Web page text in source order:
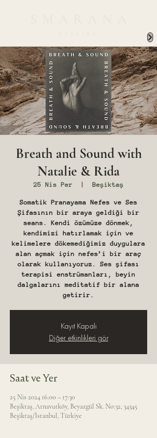
Breath and Sound with
Natalie & Rida
25 Nis Per Beşiktaş
Somatik Pranayama Nefes ve Ses
Şifasının bir araya geldiği bir
seans. Kendi özümüze dönmek,
kendimizi hatırlamak için ve
kelimelere dökemediğimiz duygulara
alan açmak için nefes’i bir araç
olarak kullanıyoruz. Ses şifası
terapisi enstrümanları, beyin
dalgalarını meditatif bir alana
getirir.
Kayıt Kapalı
Diğer etkinlikleri gör
Saat ve Yer
25 Nis 2024 16:00 – 17:30
Beşiktaş, Arnavutköy, Beyazgül Sk. No:32, 34345
Beşiktaş/İstanbul, Türkiye